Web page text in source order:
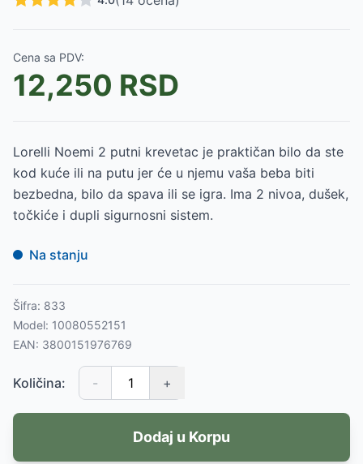
Cena sa PDV:
12,250 RSD
Lorelli Noemi 2 putni krevetac je praktičan bilo da ste
kod kuće ili na putu jer će u njemu vaša beba biti
bezbedna, bilo da spava ili se igra. Ima 2 nivoa, dušek,
točkiće i dupli sigurnosni sistem.
Na stanju
Šifra: 833
Model: 10080552151
EAN: 3800151976769
Količina: - +
Dodaj u Korpu